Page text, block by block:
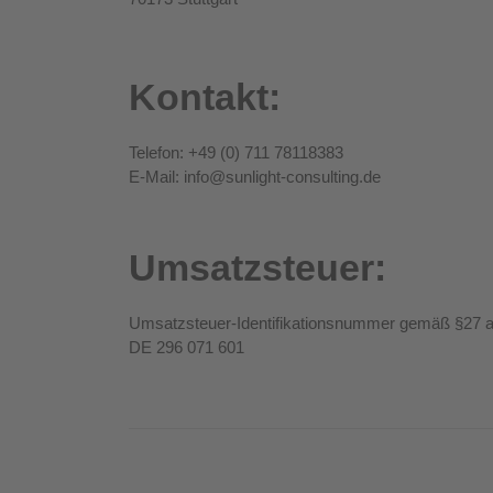
Kontakt:
Telefon: +49 (0) 711 78118383
E-Mail: info@sunlight-consulting.de
Umsatzsteuer:
Umsatzsteuer-Identifikationsnummer gemäß §27
DE 296 071 601